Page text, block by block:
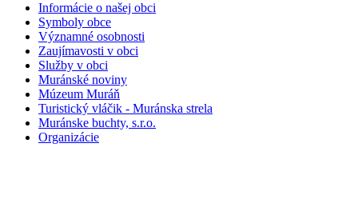
Informácie o našej obci
Symboly obce
Významné osobnosti
Zaujímavosti v obci
Služby v obci
Muránské noviny
Múzeum Muráň
Turistický vláčik - Muránska strela
Muránske buchty, s.r.o.
Organizácie